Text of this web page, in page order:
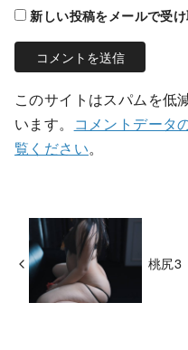
新しい投稿をメールで受
このサイトはスパムを低
います。
コメントデータ
覧ください。
桃尻3